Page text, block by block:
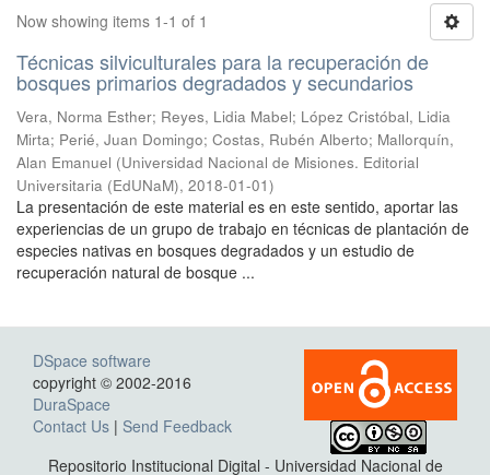
Now showing items 1-1 of 1
Técnicas silviculturales para la recuperación de
bosques primarios degradados y secundarios
Vera, Norma Esther; Reyes, Lidia Mabel; López Cristóbal, Lidia
Mirta; Perié, Juan Domingo; Costas, Rubén Alberto; Mallorquín,
Alan Emanuel (Universidad Nacional de Misiones. Editorial
Universitaria (EdUNaM), 2018-01-01)
La presentación de este material es en este sentido, aportar las
experiencias de un grupo de trabajo en técnicas de plantación de
especies nativas en bosques degradados y un estudio de
recuperación natural de bosque ...
DSpace software
copyright © 2002-2016
DuraSpace
Contact Us | Send Feedback
Repositorio Institucional Digital - Universidad Nacional de